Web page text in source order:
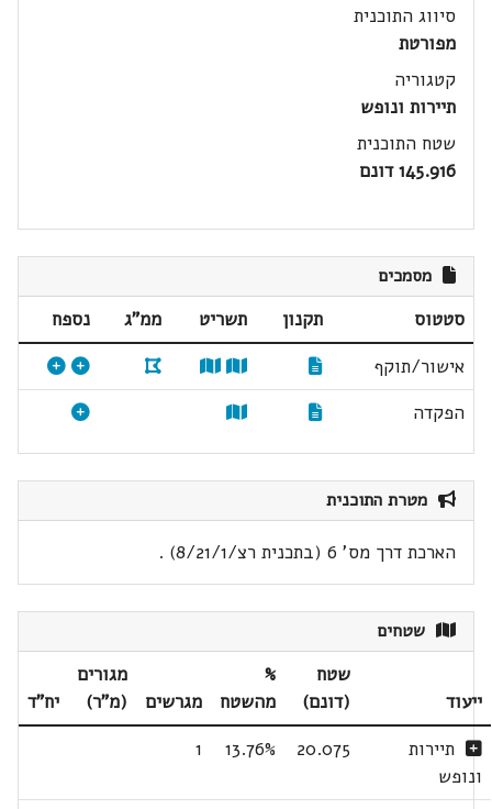
סיווג התוכנית
מפורטת
קטגוריה
תיירות ונופש
שטח התוכנית
145.916 דונם
מסמכים
סטטוס תקנון תשריט ממ"ג
נספח
אישור/תוקף
הפקדה
מטרת התוכנית
הארכת דרך מס' 6 (בתכנית רצ/8/21/1) .
שטחים
ייעוד
שטח
(דונם)
%
מהשטח
מגרשים
מגורים
(מ"ר)
יח"ד
תיירות
ונופש
20.075
13.76%
1